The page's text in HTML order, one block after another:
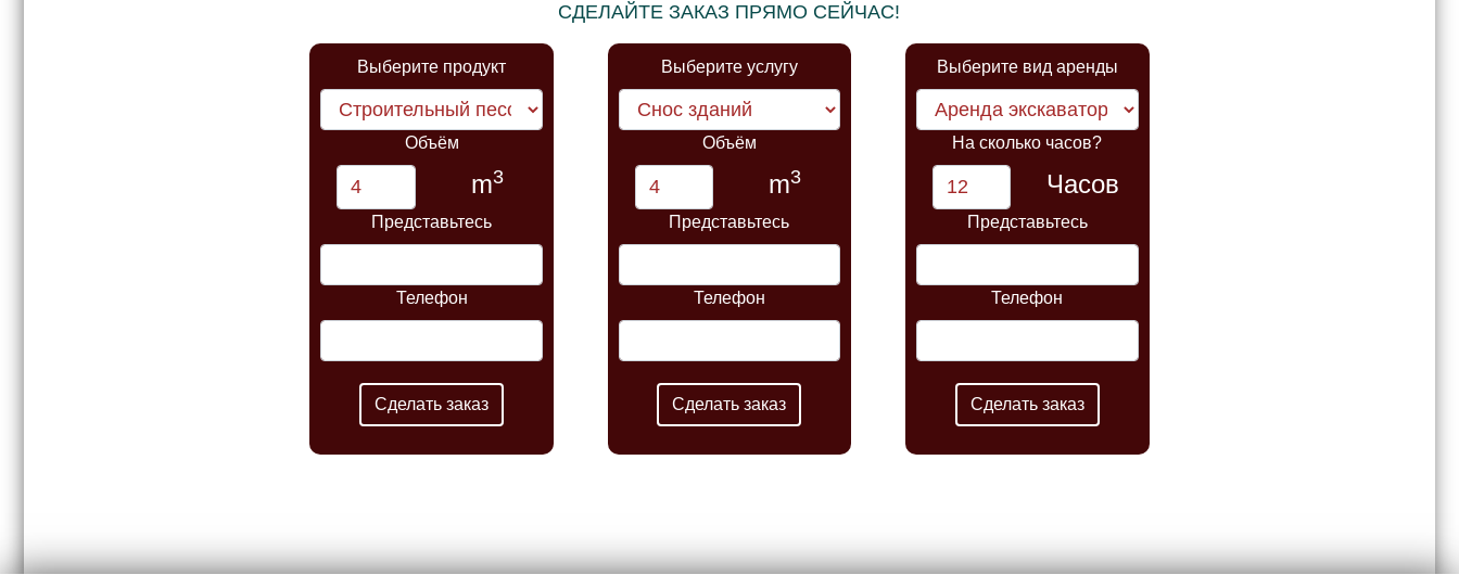
СДЕЛАЙТЕ ЗАКАЗ ПРЯМО СЕЙЧАС!
Выберите продукт
Объём
m3
Представьтесь
Телефон
Выберите услугу
Объём
m3
Представьтесь
Телефон
Выберите вид аренды
На сколько часов?
Часов
Представьтесь
Телефон